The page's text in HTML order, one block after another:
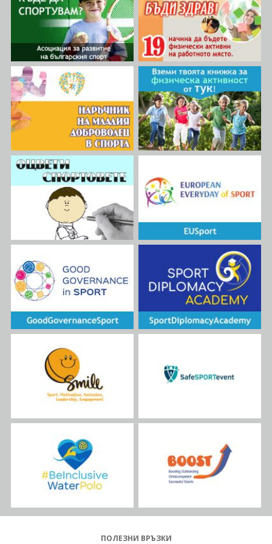
които бе предоставена
подробна информация
относно възможностите,
които предлага спортното
направление на програма
„Еразъм+“ за насърчаване на
спорта и физическата
активност на местно,
регионално и национално
ниво. Събитието събра 500
спортни експерти и бе
открито от Глен Микалеф –
Европейски комисар по
междугенерационна
справедливост, младеж,
култура и спорт: „Спортът е
стълб на приобщаването в
нашите общества и
демокрации, като движи
положителната промяна към
по-добро.
и отборен дух) има за цел да
насърчи включването и
достъпността в спорта, като
обърне специално
внимание на хората с
интелектуални затруднения.
Проектът има за цел да
насърчи междукултурното
сътрудничество и обмена на
идеи в сферата на
приобщаващия спорт. Чрез
различни дейности, като
обучения за изграждане на
капацитет, насочени към
треньори и спортни
администратори, проектът се
практики, адаптирана
физическа активност и спорт
и стратегии за ангажиране
на общността.
ПОЛЕЗНИ ВРЪЗКИ